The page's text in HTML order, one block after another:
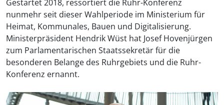
Gestartet 2018, ressortiert die Ruhr-Konferenz
nunmehr seit dieser Wahlperiode im Ministerium für
Heimat, Kommunales, Bauen und Digitalisierung.
Ministerpräsident Hendrik Wüst hat Josef Hovenjürgen
zum Parlamentarischen Staatssekretär für die
besonderen Belange des Ruhrgebiets und die Ruhr-
Konferenz ernannt.